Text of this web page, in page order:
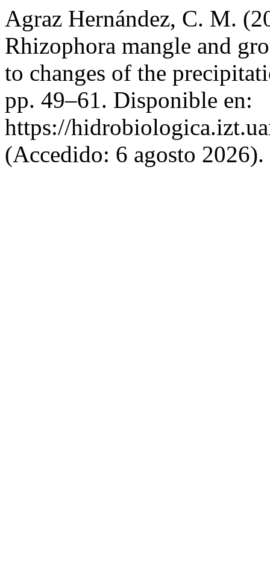
Agraz Hernández, C. M.
Rhizophora mangle and
to changes of the
pp. 49–61. Disponible en:
https://
(Accedido: 6 agosto 2026).